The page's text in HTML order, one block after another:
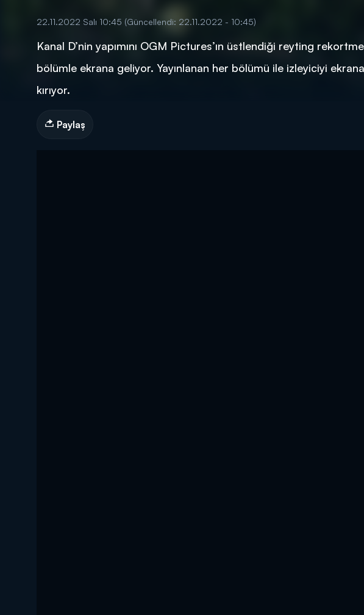
DİĞER SONUÇLAR
22.11.2022 Salı 10:45 (Güncellendi: 22.11.2022 - 10:45)
Kanal D’nin yapımını OGM Pictures’ın üstlendiği reyting
bölümle ekrana geliyor. Yayınlanan her bölümü ile izleyiciyi
kırıyor.
Paylaş